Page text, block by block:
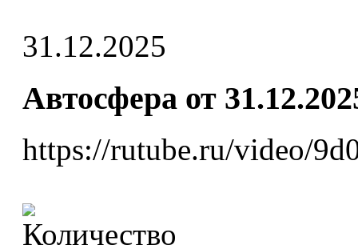
31.12.2025
Автосфера от
https://rutube.ru/video/